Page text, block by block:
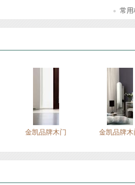
常用
金凯品牌木门 金凯品牌木